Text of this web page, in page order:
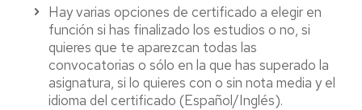
Hay varias opciones de certificado a elegir en
función si has finalizado los estudios o no, si
quieres que te aparezcan todas las
convocatorias o sólo en la que has superado la
asignatura, si lo quieres con o sin nota media y el
idioma del certificado (Español/Inglés).